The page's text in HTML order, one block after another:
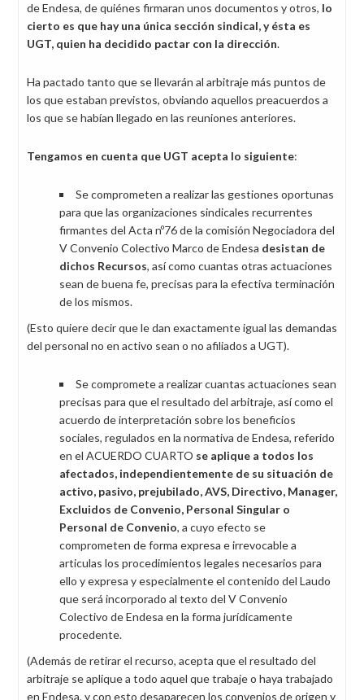
de Endesa, de quiénes firmaran unos documentos y otros, lo
cierto es que hay una única sección sindical, y ésta es
UGT, quien ha decidido pactar con la dirección.
Ha pactado tanto que se llevarán al arbitraje más puntos de
los que estaban previstos, obviando aquellos preacuerdos a
los que se habían llegado en las reuniones anteriores.
Tengamos en cuenta que UGT acepta lo siguiente:
Se comprometen a realizar las gestiones oportunas
para que las organizaciones sindicales recurrentes
firmantes del Acta nº76 de la comisión Negociadora del
V Convenio Colectivo Marco de Endesa desistan de
dichos Recursos, así como cuantas otras actuaciones
sean de buena fe, precisas para la efectiva terminación
de los mismos.
(Esto quiere decir que le dan exactamente igual las demandas
del personal no en activo sean o no afiliados a UGT).
Se compromete a realizar cuantas actuaciones sean
precisas para que el resultado del arbitraje, así como el
acuerdo de interpretación sobre los beneficios
sociales, regulados en la normativa de Endesa, referido
en el ACUERDO CUARTO se aplique a todos los
afectados, independientemente de su situación de
activo, pasivo, prejubilado, AVS, Directivo, Manager,
Excluidos de Convenio, Personal Singular o
Personal de Convenio, a cuyo efecto se
comprometen de forma expresa e irrevocable a
articulas los procedimientos legales necesarios para
ello y expresa y especialmente el contenido del Laudo
que será incorporado al texto del V Convenio
Colectivo de Endesa en la forma jurídicamente
procedente.
(Además de retirar el recurso, acepta que el resultado del
arbitraje se aplique a todo aquel que trabaje o haya trabajado
en Endesa, y con esto desaparecen los convenios de origen y